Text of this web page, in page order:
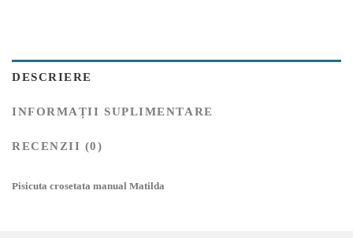
DESCRIERE
INFORMAȚII SUPLIMENTARE
RECENZII (0)
Pisicuta crosetata manual Matilda